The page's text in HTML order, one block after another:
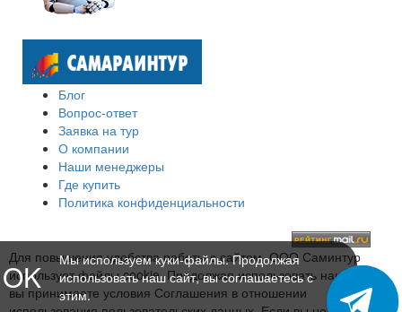
Блог
Вопрос-ответ
Заявка на тур
О компании
Наши менеджеры
Где купить
Политика конфиденциальности
Для повышения удобства работы с сайтом, ООО Саминтур
использует файлы cookie. Продолжая использовать наш сайт,
вы принимаете условия Соглашения в отношении
OK
Мы используем куки-файлы. Продолжая
использовать наш сайт, вы соглашаетесь с
этим.